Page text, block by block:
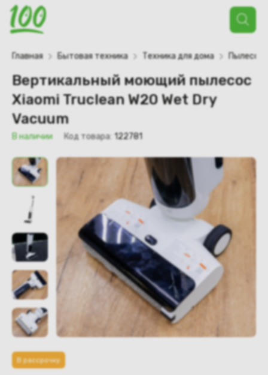
Поиск
товаров
Главная Бытовая техника Техника для дома
Вертикальный моющий пылесос
Xiaomi Truclean W20 Wet Dry
Vacuum
В наличии Код товара: 122781
В рассрочку